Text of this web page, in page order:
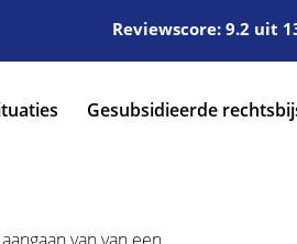
Reviewscore: 9.2 uit
Gesubsidieerde